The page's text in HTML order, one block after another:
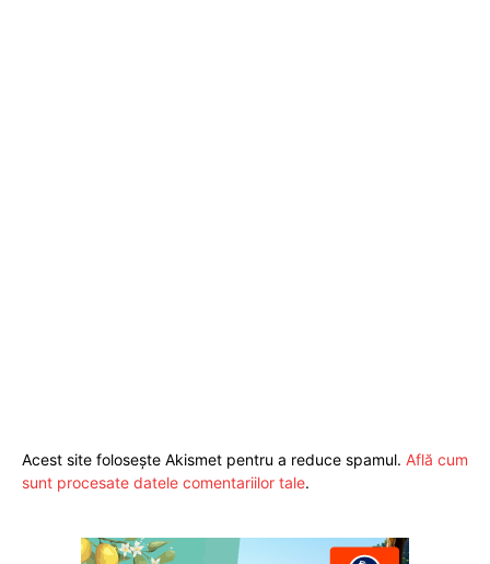
Acest site folosește Akismet pentru a reduce spamul. Află cum
sunt procesate datele comentariilor tale.